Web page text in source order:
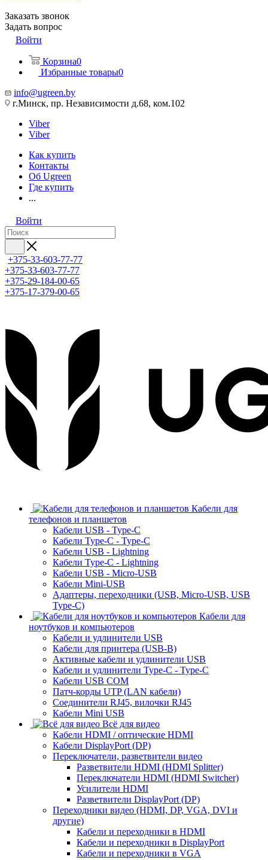
Заказать звонок
Задать вопрос
Войти
Корзина0
Избранные товары0
info@ugreen.by
г.Минск, пр. Независимости д.68, ком.102
Viber
Viber
Как купить
Контакты
Об Ugreen
Где купить
...
Войти
+375-33-603-77-77
+375-33-603-77-77
+375-29-184-00-65
+375-17-379-00-65
Кабели для
телефонов и планшетов
Кабели USB - Type-C
Кабели Type-C - Type-C
Кабели USB - Lightning
Кабели Type-C - Lightning
Кабели USB - Micro-USB
Кабели Mini-USB
Адаптеры, переходники (USB, Micro-USB, USB
Type-C)
Кабели для
ноутбуков и компьютеров
Кабели и удлинители USB
Кабели для принтера (USB-B)
Активные кабели и удлинители USB
Кабели и удлинители Type-C - Type-C
Кабели USB COM
Патч-корды UTP (LAN кабели)
Соединители RJ45, вилочки RJ45
Кабели Mini USB
Всё для видео
Кабели HDMI / оптические HDMI
Кабели DisplayPort (DP)
Переключатели, разветвители видео
Разветвители HDMI (HDMI Splitter)
Переключатели HDMI (HDMI Switcher)
Усилители HDMI
Разветвители DisplayPort (DP)
Переходники видео (HDMI, DP, VGA, DVI и
другие)
Кабели и переходники в HDMI
Кабели и переходники в DisplayPort
Кабели и переходники в VGA